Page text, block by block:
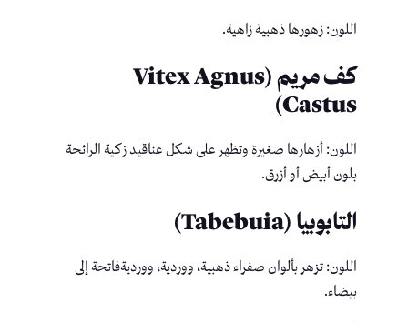
اللون: زهورها ذهبية زاهية.
كف مريم (Vitex Agnus
Castus)
اللون: أزهارها صغيرة وتظهر على شكل عناقيد زكية الرائحة
بلون أبيض أو أزرق.
التابوبيا (Tabebuia)
اللون: تزهر بألوان صفراء ذهبية، ووردية، وورديةفاتحة إلى
بيضاء.